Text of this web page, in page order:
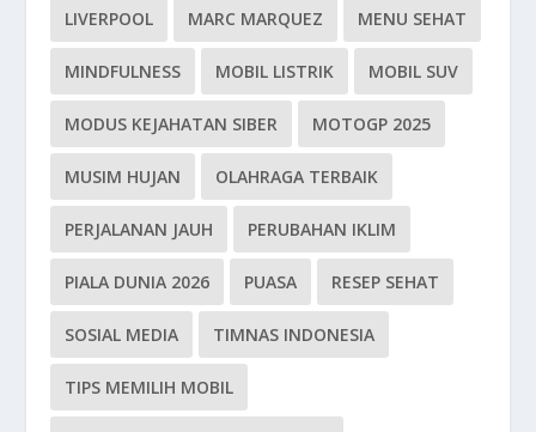
LIVERPOOL MARC MARQUEZ MENU SEHAT
MINDFULNESS MOBIL LISTRIK MOBIL SUV
MODUS KEJAHATAN SIBER MOTOGP 2025
MUSIM HUJAN OLAHRAGA TERBAIK
PERJALANAN JAUH PERUBAHAN IKLIM
PIALA DUNIA 2026 PUASA RESEP SEHAT
SOSIAL MEDIA TIMNAS INDONESIA
TIPS MEMILIH MOBIL